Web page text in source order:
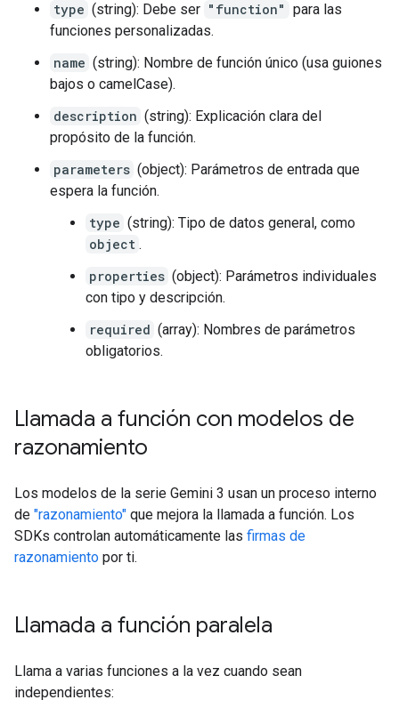
type (string): Debe ser "function" para las
funciones personalizadas.
name (string): Nombre de función único (usa guiones
bajos o camelCase).
description (string): Explicación clara del
propósito de la función.
parameters (object): Parámetros de entrada que
espera la función.
type (string): Tipo de datos general, como
object .
properties (object): Parámetros individuales
con tipo y descripción.
required (array): Nombres de parámetros
obligatorios.
Llamada a función con modelos de
razonamiento
Los modelos de la serie Gemini 3 usan un proceso interno
de "razonamiento" que mejora la llamada a función. Los
SDKs controlan automáticamente las firmas de
razonamiento por ti.
Llamada a función paralela
Llama a varias funciones a la vez cuando sean
independientes: